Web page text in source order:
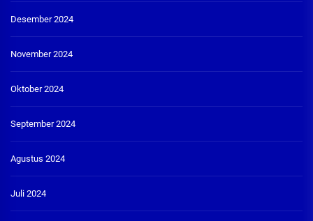
Desember 2024
November 2024
Oktober 2024
September 2024
Agustus 2024
Juli 2024